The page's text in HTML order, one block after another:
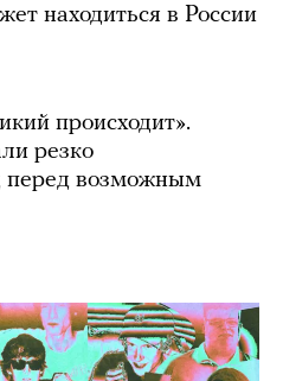
находиться в России
происходит».
резко
перед возможным